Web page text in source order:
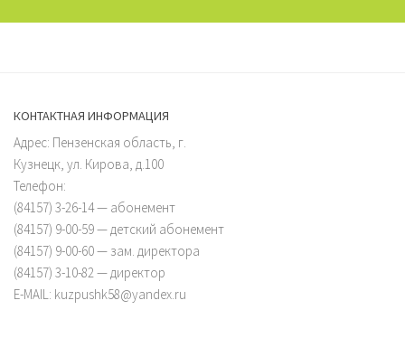
КОНТАКТНАЯ ИНФОРМАЦИЯ
Адрес: Пензенская область, г.
Кузнецк, ул. Кирова, д.100
Телефон:
(84157) 3-26-14 — абонемент
(84157) 9-00-59 — детский абонемент
(84157) 9-00-60 — зам. директора
(84157) 3-10-82 — директор
E-MAIL: kuzpushk58@yandex.ru